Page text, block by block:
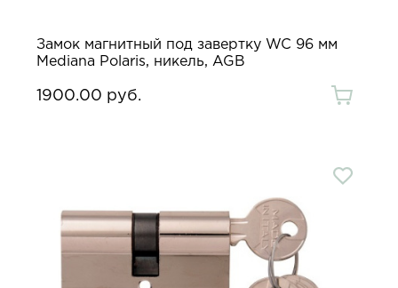
Замок магнитный под завертку WC 96 мм
Mediana Polaris, никель, AGB
1900.00 руб.